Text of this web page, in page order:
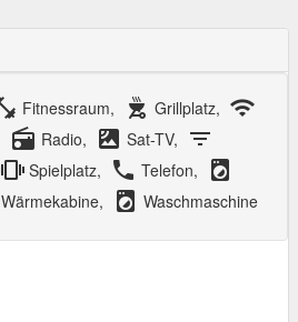
Fitnessraum, outdoor_grill Grillplatz, wifi
radio Radio, satellite Sat-TV, filter_list
Spielplatz, local_phone Telefon, local_laundry_service
Wärmekabine, local_laundry_service Waschmaschine